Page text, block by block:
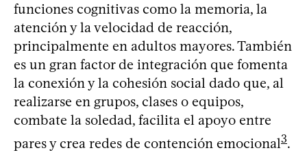
funciones cognitivas como la memoria, la
atención y la velocidad de reacción,
principalmente en adultos mayores. También
es un gran factor de integración que fomenta
la conexión y la cohesión social dado que, al
realizarse en grupos, clases o equipos,
combate la soledad, facilita el apoyo entre
pares y crea redes de contención emocional3.